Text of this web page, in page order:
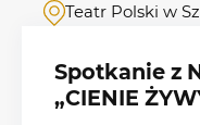
Teatr Polski w
Spotkanie z
„CIENIE